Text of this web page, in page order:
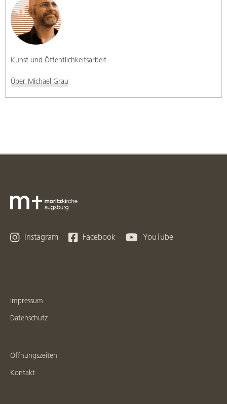
Kunst und Öffentlichkeitsarbeit
Über Michael Grau
 Instagram  Facebook  YouTube
Impressum
Datenschutz
Öffnungszeiten
Kontakt